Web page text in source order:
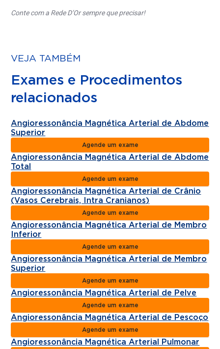
Conte com a Rede D’Or sempre que precisar!
VEJA TAMBÉM
Exames e Procedimentos
relacionados
Angioressonância Magnética Arterial de Abdome
Superior
Agende um exame
Angioressonância Magnética Arterial de Abdome
Total
Agende um exame
Angioressonância Magnética Arterial de Crânio
(Vasos Cerebrais, Intra Cranianos)
Agende um exame
Angioressonância Magnética Arterial de Membro
Inferior
Agende um exame
Angioressonância Magnética Arterial de Membro
Superior
Agende um exame
Angioressonância Magnética Arterial de Pelve
Agende um exame
Angioressonância Magnética Arterial de Pescoço
Agende um exame
Angioressonância Magnética Arterial Pulmonar